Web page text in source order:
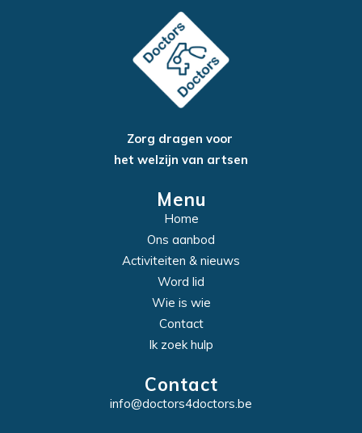
Zorg dragen voor
het welzijn van artsen
Menu
Home
Ons aanbod
Activiteiten & nieuws
Word lid
Wie is wie
Contact
Ik zoek hulp
Contact
info@doctors4doctors.be